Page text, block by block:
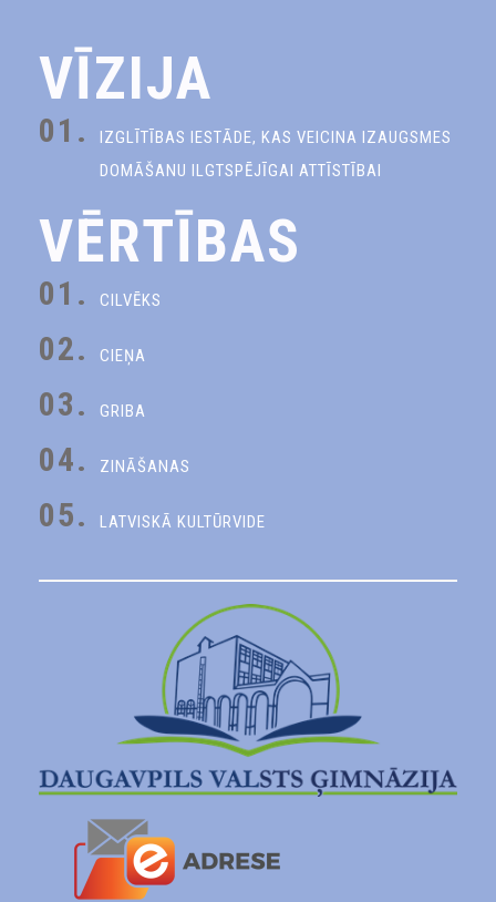
VĪZIJA
01.
IZGLĪTĪBAS IESTĀDE, KAS VEICINA IZAUGSMES
DOMĀŠANU ILGTSPĒJĪGAI ATTĪSTĪBAI
VĒRTĪBAS
01. CILVĒKS
02. CIEŅA
03. GRIBA
04. ZINĀŠANAS
05. LATVISKĀ KULTŪRVIDE